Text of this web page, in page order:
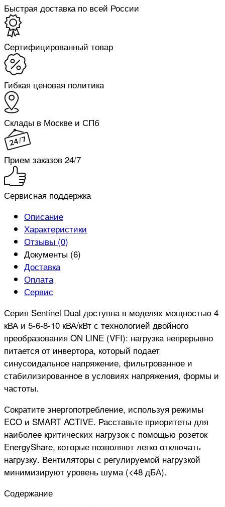
Быстрая доставка по всей России
Cертифицированный товар
Гибкая ценовая политика
Склады в Москве и СПб
Прием заказов 24/7
Сервисная поддержка
Описание
Характеристики
Отзывы (0)
Документы (6)
Доставка
Оплата
Сервис
Серия Sentinel Dual доступна в моделях мощностью 4
кВА и 5-6-8-10 кВА/кВт с технологией двойного
преобразования ON LINE (VFI): нагрузка непрерывно
питается от инвертора, который подает
синусоидальное напряжение, фильтрованное и
стабилизированное в условиях напряжения, формы и
частоты.
Сократите энергопотребление, используя режимы
ECO и SMART ACTIVE. Расставьте приоритеты для
наиболее критических нагрузок с помощью розеток
EnergyShare, которые позволяют легко отключать
нагрузку. Вентиляторы с регулируемой нагрузкой
минимизируют уровень шума (<48 дБА).
Содержание